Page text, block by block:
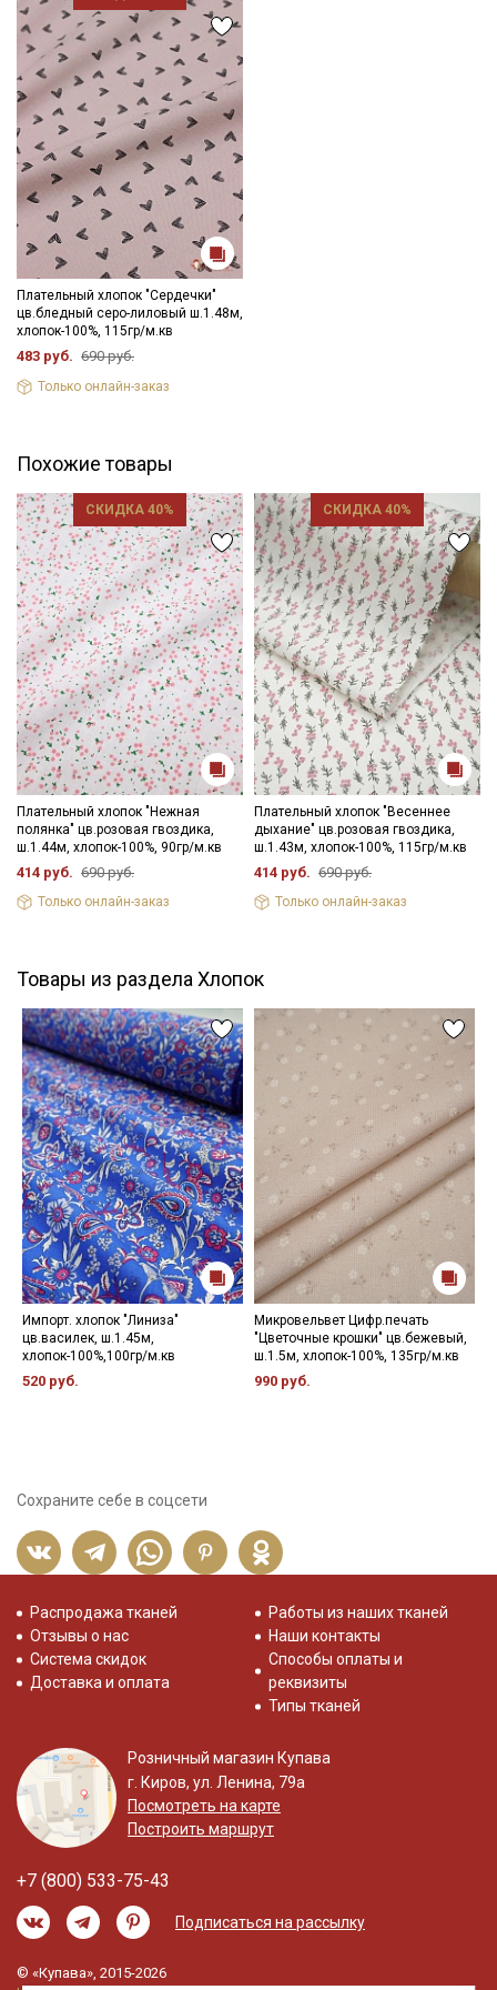
Плательный хлопок "Сердечки"
цв.бледный серо-лиловый ш.1.48м,
хлопок-100%, 115гр/м.кв
483 руб. 690 руб.
Только онлайн-заказ
Похожие товары
СКИДКА 40%
Плательный хлопок "Нежная
полянка" цв.розовая гвоздика,
ш.1.44м, хлопок-100%, 90гр/м.кв
414 руб. 690 руб.
Только онлайн-заказ
СКИДКА 40%
Плательный хлопок "Весеннее
дыхание" цв.розовая гвоздика,
ш.1.43м, хлопок-100%, 115гр/м.кв
414 руб. 690 руб.
Только онлайн-заказ
Товары из раздела Хлопок
Импорт. хлопок "Линиза"
цв.василек, ш.1.45м,
хлопок-100%,100гр/м.кв
520 руб.
Микровельвет Цифр.печать
"Цветочные крошки" цв.бежевый,
ш.1.5м, хлопок-100%, 135гр/м.кв
990 руб.
Сохраните себе в соцсети
Распродажа тканей
Отзывы о нас
Система скидок
Доставка и оплата
Работы из наших тканей
Наши контакты
Способы оплаты и
реквизиты
Типы тканей
Розничный магазин Купава
г. Киров, ул. Ленина, 79а
Посмотреть на карте
Построить маршрут
+7 (800) 533-75-43
Подписаться на рассылку
© «Купава», 2015-2026